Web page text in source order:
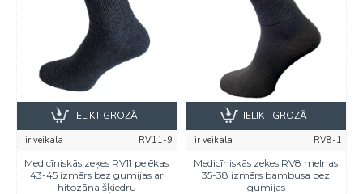
ir veikalā
RV11-9
Medicīniskās zeķes RV11 pelēkas
43-45 izmērs bez gumijas ar
hitozāna šķiedru
IELIKT GROZĀ
ir veikalā
RV8-1
Medicīniskās zeķes RV8 melnas
35-38 izmērs bambusa bez
gumijas
IELIKT GROZĀ